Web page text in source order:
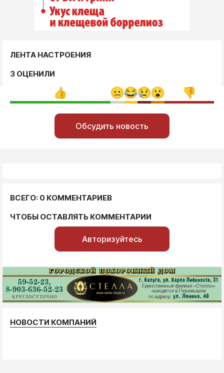
ЛЕНТА НАСТРОЕНИЯ
3 ОЦЕНИЛИ
Обсудить новость
ВСЕГО: 0 КОММЕНТАРИЕВ
ЧТОБЫ ОСТАВЛЯТЬ КОММЕНТАРИИ
Авторизуйтесь
НОВОСТИ КОМПАНИЙ